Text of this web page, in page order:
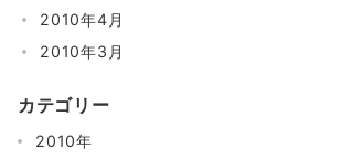
2010年4月
2010年3月
カテゴリー
2010年